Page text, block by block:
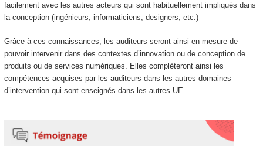
facilement avec les autres acteurs qui sont habituellement impliqués dans
la conception (ingénieurs, informaticiens, designers, etc.)
Grâce à ces connaissances, les auditeurs seront ainsi en mesure de
pouvoir intervenir dans des contextes d’innovation ou de conception de
produits ou de services numériques. Elles complèteront ainsi les
compétences acquises par les auditeurs dans les autres domaines
d’intervention qui sont enseignés dans les autres UE.